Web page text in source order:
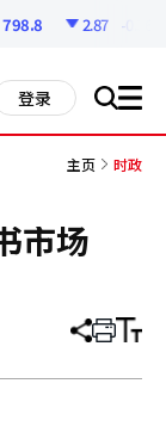
2.87 -0.36%
登录 搜 all
主页 时政
市场
分
章
打 调
小